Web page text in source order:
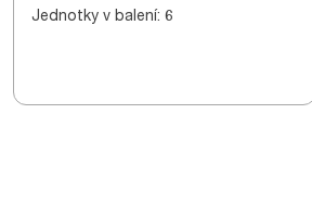
Jednotky v balení: 6